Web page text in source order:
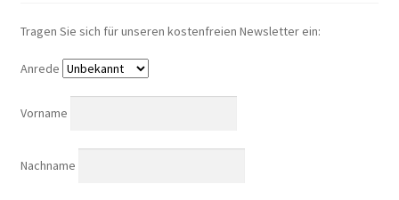
Tragen Sie sich für unseren kostenfreien Newsletter ein:
Anrede
Vorname
Nachname